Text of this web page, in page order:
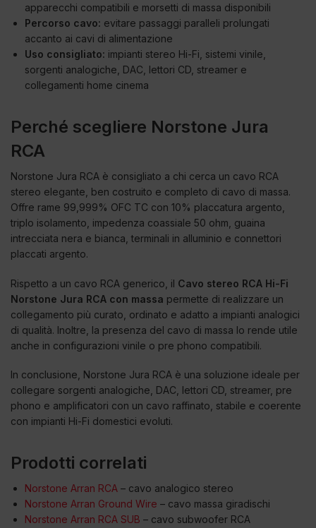
apparecchi compatibili e morsetti di massa disponibili
Percorso cavo: evitare passaggi paralleli prolungati
accanto ai cavi di alimentazione
Uso consigliato: impianti stereo Hi-Fi, sistemi vinile,
sorgenti analogiche, DAC, lettori CD, streamer e
collegamenti home cinema
Perché scegliere Norstone Jura
RCA
Norstone Jura RCA è consigliato a chi cerca un cavo RCA
stereo elegante, ben costruito e completo di cavo di massa.
Offre rame 99,999% OFC TC con 10% placcatura argento,
triplo isolamento, impedenza coassiale 50 ohm, guaina
intrecciata nera e bianca, terminali in alluminio e connettori
placcati argento.
Rispetto a un cavo RCA generico, il Cavo stereo RCA Hi-Fi
Norstone Jura RCA con massa permette di realizzare un
collegamento più curato, ordinato e adatto a impianti analogici
di qualità. Inoltre, la presenza del cavo di massa lo rende utile
anche in configurazioni vinile o pre phono compatibili.
In conclusione, Norstone Jura RCA è una soluzione ideale per
collegare sorgenti analogiche, DAC, lettori CD, streamer, pre
phono e amplificatori con un cavo raffinato, stabile e coerente
con impianti Hi-Fi domestici evoluti.
Prodotti correlati
Norstone Arran RCA – cavo analogico stereo
Norstone Arran Ground Wire – cavo massa giradischi
Norstone Arran RCA SUB – cavo subwoofer RCA